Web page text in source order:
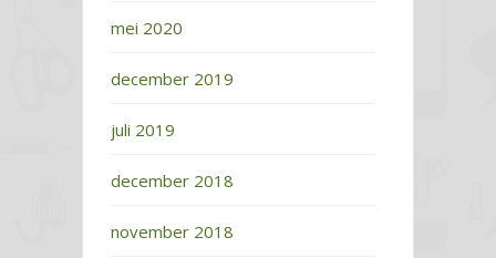
mei 2020
december 2019
juli 2019
december 2018
november 2018